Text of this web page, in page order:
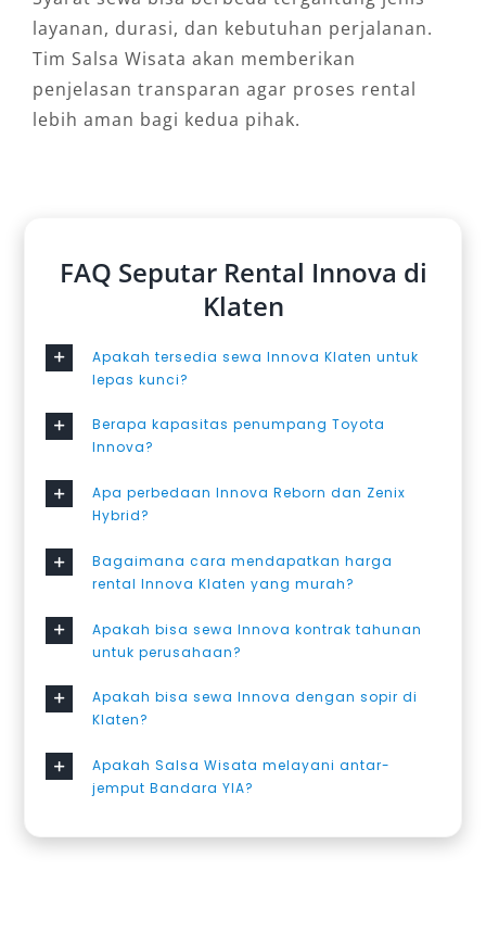
layanan, durasi, dan kebutuhan perjalanan.
Tim Salsa Wisata akan memberikan
penjelasan transparan agar proses rental
lebih aman bagi kedua pihak.
FAQ Seputar Rental Innova di
Klaten
Apakah tersedia sewa Innova Klaten untuk
lepas kunci?
Berapa kapasitas penumpang Toyota
Innova?
Apa perbedaan Innova Reborn dan Zenix
Hybrid?
Bagaimana cara mendapatkan harga
rental Innova Klaten yang murah?
Apakah bisa sewa Innova kontrak tahunan
untuk perusahaan?
Apakah bisa sewa Innova dengan sopir di
Klaten?
Apakah Salsa Wisata melayani antar-
jemput Bandara YIA?